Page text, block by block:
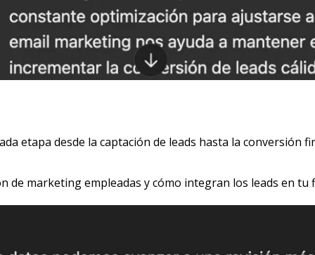
etapa desde la captación de leads hasta la conversión
de marketing empleadas y cómo integran los leads en tu